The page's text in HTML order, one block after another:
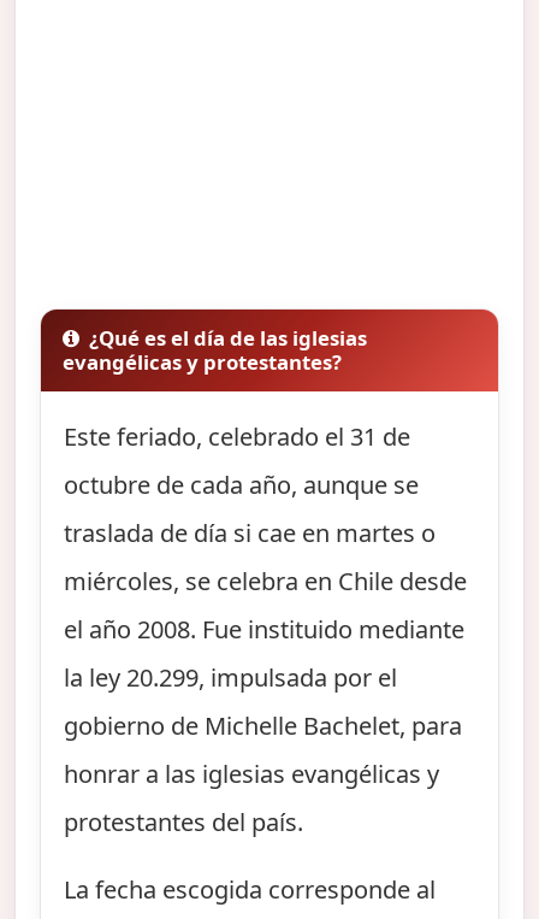
¿Qué es el día de las iglesias
evangélicas y protestantes?
Este feriado, celebrado el 31 de
octubre de cada año, aunque se
traslada de día si cae en martes o
miércoles, se celebra en Chile desde
el año 2008. Fue instituido mediante
la ley 20.299, impulsada por el
gobierno de Michelle Bachelet, para
honrar a las iglesias evangélicas y
protestantes del país.
La fecha escogida corresponde al